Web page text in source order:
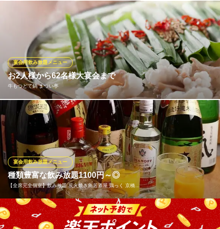
大阪府大阪市都島区片町2-11-24 1F
「美味しいのに安い！さらにボリューム満点」な魚を集めた「市
場の宴コース」 お造り・焼き物・串カツ・魚介の酒蒸し・巻き寿
司など！ふんだんに「魚介」を使って飲み放題付き4800円という
破格値を実現！ 「おどりや」ならではの美味しくて超お値打ちな
特別コースをぜひお楽しみください！ ※料理のみ：税込3,300円
海鮮おどりや市場 京橋店
厳選鮮魚とお酒が旨い！
ＪＲ京橋駅 徒歩2分
大阪府大阪市都島区片町2-6-11
お2人様から62名様大宴会まで
牛もつどて鍋 まつい亭
宴会用飲み放題メニュー
名物鍋『牛もつどて鍋』が楽しめる宴会コースは２種類！外は“カ
リカリ"中は“プリプリ”の『上ミノの唐揚げ』など、もつの新たな
魅力も発見できます。 また、京橋名物コース（飲物別）は、もつ
鍋店には珍しいカウンター席でぜひ♪
牛もつどて鍋 まつい亭
牛もつどて鍋・京橋個室
ＪＲ環状線京橋駅 徒歩5分
大阪府大阪市都島区東野田町3-13-6
種類豊富な飲み放題1100円～◎
【全席完全個室】飲み放題 炭火焼き鳥居酒屋 鶏っく 京橋…
宴会用飲み放題メニュー
【単品飲み放題】2時間スタンダード飲み放題が通常1650円⇒110
0円！人気のアラカルト料理と一緒にお楽しみ頂けるように、ビー